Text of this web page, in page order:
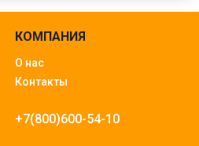
КОМПАНИЯ
О нас
Контакты
+7(800)600-54-10